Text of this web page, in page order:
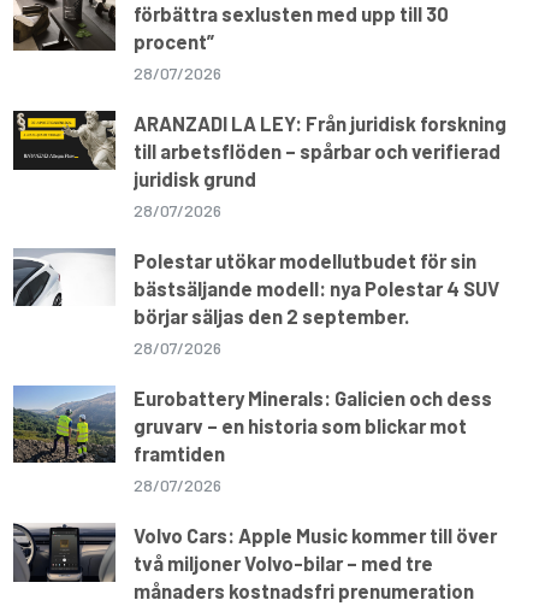
förbättra sexlusten med upp till 30
procent”
28/07/2026
ARANZADI LA LEY: Från juridisk forskning
till arbetsflöden – spårbar och verifierad
juridisk grund
28/07/2026
Polestar utökar modellutbudet för sin
bästsäljande modell: nya Polestar 4 SUV
börjar säljas den 2 september.
28/07/2026
Eurobattery Minerals: Galicien och dess
gruvarv – en historia som blickar mot
framtiden
28/07/2026
Volvo Cars: Apple Music kommer till över
två miljoner Volvo-bilar – med tre
månaders kostnadsfri prenumeration